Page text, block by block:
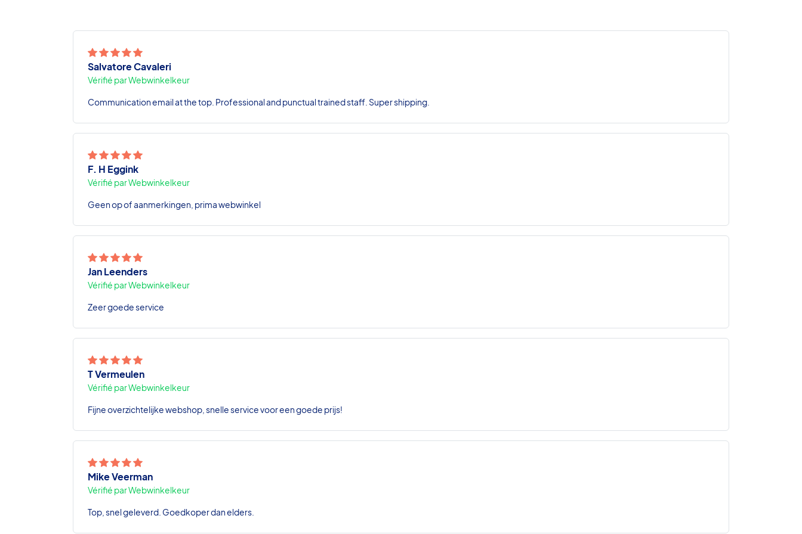
Salvatore Cavaleri
Vérifié par Webwinkelkeur
Communication email at the top. Professional and punctual trained staff. Super shipping.
F. H Eggink
Vérifié par Webwinkelkeur
Geen op of aanmerkingen, prima webwinkel
Jan Leenders
Vérifié par Webwinkelkeur
Zeer goede service
T Vermeulen
Vérifié par Webwinkelkeur
Fijne overzichtelijke webshop, snelle service voor een goede prijs!
Mike Veerman
Vérifié par Webwinkelkeur
Top, snel geleverd. Goedkoper dan elders.